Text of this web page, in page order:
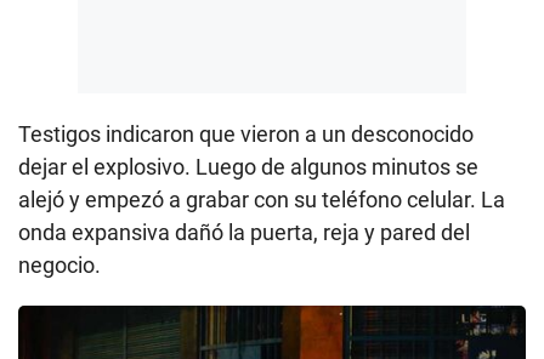
Testigos indicaron que vieron a un desconocido
dejar el explosivo. Luego de algunos minutos se
alejó y empezó a grabar con su teléfono celular. La
onda expansiva dañó la puerta, reja y pared del
negocio.